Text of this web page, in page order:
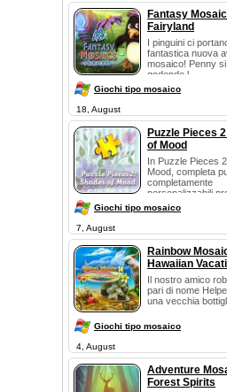
Fantasy
Fairyland
I pinguini ci
fantastica nuova
mosaico! Penny
godendo l...
Giochi tipo mosaico
18, August
Puzzle Pieces
of Mood
In Puzzle Pieces
Mood, completa
completamente
personalizzabili
Giochi tipo mosaico
7, August
Rainbow
Hawaiian
Il nostro amico
pari di nome
una vecchia
Giochi tipo mosaico
4, August
Adventure
Forest Spirits